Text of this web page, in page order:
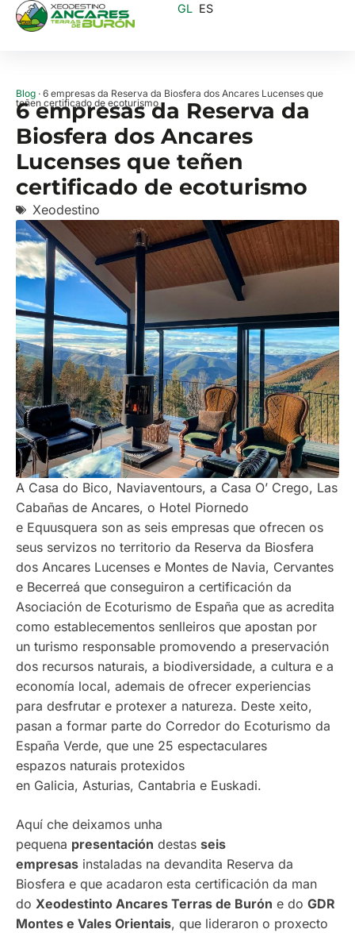
GL ES
Blog · 6 empresas da Reserva da Biosfera dos Ancares Lucenses que
teñen certificado de ecoturismo
6 empresas da Reserva da
Biosfera dos Ancares
Lucenses que teñen
certificado de ecoturismo
Xeodestino
A Casa do Bico, Naviaventours, a Casa O’ Crego, Las
Cabañas de Ancares, o Hotel Piornedo
e Equusquera son as seis empresas que ofrecen os
seus servizos no territorio da Reserva da Biosfera
dos Ancares Lucenses e Montes de Navia, Cervantes
e Becerreá que conseguiron a certificación da
Asociación de Ecoturismo de España que as acredita
como establecementos senlleiros que apostan por
un turismo responsable promovendo a preservación
dos recursos naturais, a biodiversidade, a cultura e a
economía local, ademais de ofrecer experiencias
para desfrutar e protexer a natureza. Deste xeito,
pasan a formar parte do Corredor do Ecoturismo da
España Verde, que une 25 espectaculares
espazos naturais protexidos
en Galicia, Asturias, Cantabria e Euskadi.
Aquí che deixamos unha
pequena presentación destas seis
empresas instaladas na devandita Reserva da
Biosfera e que acadaron esta certificación da man
do Xeodestinto Ancares Terras de Burón e do GDR
Montes e Vales Orientais, que lideraron o proxecto